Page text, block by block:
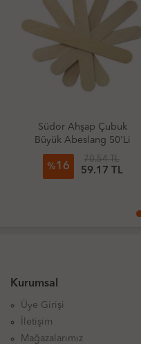
Südor Ahşap Çubuk
Abeslang Büyük 50'Li
Paket Renkli
%16
75.97 TL
63.75 TL
Kurumsal
Üye Girişi
İletişim
Mağazalarımız